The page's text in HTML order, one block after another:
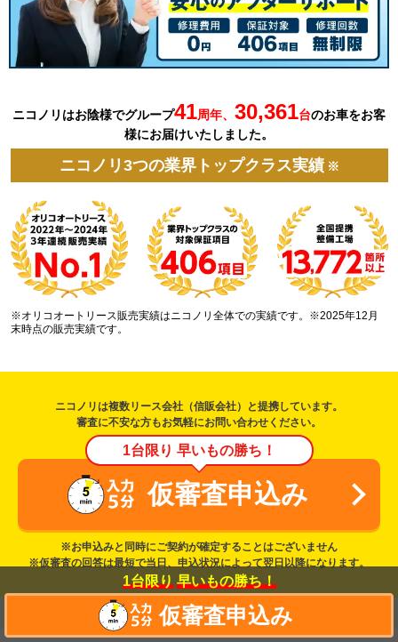
ニコノリはお陰様でグループ41周年、 30,361台のお車をお客
様にお届けいたしました。
ニコノリ3つの業界トップクラス実績 ※
※オリコオートリース販売実績はニコノリ全体での実績です。※2025年12月
末時点の販売実績です。
ニコノリは複数リース会社（信販会社）と提携しています。
審査に不安な方もお気軽にお問い合わせください。
1台限り 早いもの勝ち！
仮審査申込み
※お申込みと同時にご契約が確定することはございません
※仮審査の回答は最短で当日、申込状況によって翌日以降になります。
1台限り 早いもの勝ち！
仮審査申込み
カーリースを探す